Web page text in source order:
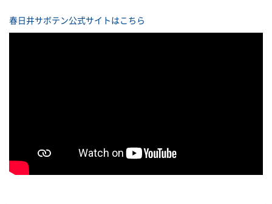
春日井サボテン公式サイトはこちら